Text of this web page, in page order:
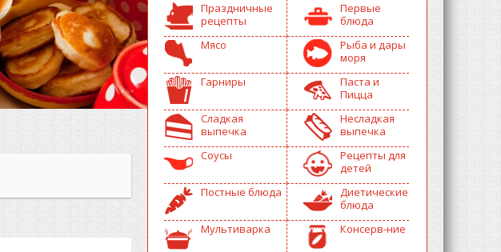
Праздничные
рецепты
Первые
блюда
Мясо
Рыба и дары
моря
Гарниры
Паста и
Пицца
Сладкая
выпечка
Несладкая
выпечка
Соусы
Рецепты для
детей
Постные блюда
Диетические
блюда
Мультиварка
Консерв-ние